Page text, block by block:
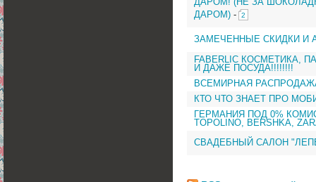
ДАРОМ) - 2
ЗАМЕЧЕННЫЕ СКИДКИ И
FABERLIC КОСМЕТИКА,
И ДАЖЕ ПОСУДА!!!!!!!!
ВСЕМИРНАЯ
КТО ЧТО ЗНАЕТ ПРО
ГЕРМАНИЯ ПОД 0%
TOPOLINO, BERSHKA,
СВАДЕБНЫЙ САЛОН